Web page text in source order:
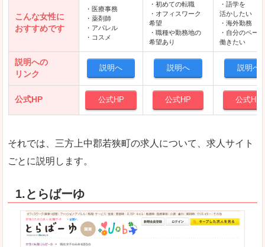
こんな女性に
おすすめです
・医療事務
・薬剤師
・アパレル
・コスメ
・初めての転職
・オフィスワーク
希望
・職種や勤務地の
希望あり
・語学を
活かしたい
・海外勤務
・自分のペー
働きたい
説明への
リンク
説明へ 説明へ 説明へ
公式HP 公式HP 公式HP 公式HP
それでは、三方上中郡若狭町の求人について、求人サイト
ごとに説明します。
1.とらばーゆ